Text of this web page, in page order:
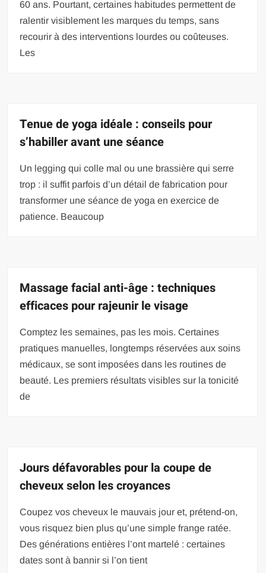
60 ans. Pourtant, certaines habitudes permettent de
ralentir visiblement les marques du temps, sans
recourir à des interventions lourdes ou coûteuses.
Les
Tenue de yoga idéale : conseils pour
s’habiller avant une séance
Un legging qui colle mal ou une brassière qui serre
trop : il suffit parfois d’un détail de fabrication pour
transformer une séance de yoga en exercice de
patience. Beaucoup
Massage facial anti-âge : techniques
efficaces pour rajeunir le visage
Comptez les semaines, pas les mois. Certaines
pratiques manuelles, longtemps réservées aux soins
médicaux, se sont imposées dans les routines de
beauté. Les premiers résultats visibles sur la tonicité
de
Jours défavorables pour la coupe de
cheveux selon les croyances
Coupez vos cheveux le mauvais jour et, prétend-on,
vous risquez bien plus qu’une simple frange ratée.
Des générations entières l’ont martelé : certaines
dates sont à bannir si l’on tient